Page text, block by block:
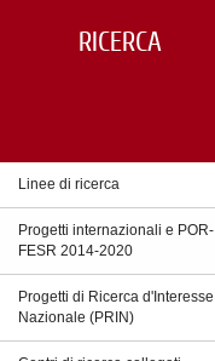
RICERCA
Linee di ricerca
Progetti internazionali e POR-
FESR 2014-2020
Progetti di Ricerca d'Interesse
Nazionale (PRIN)